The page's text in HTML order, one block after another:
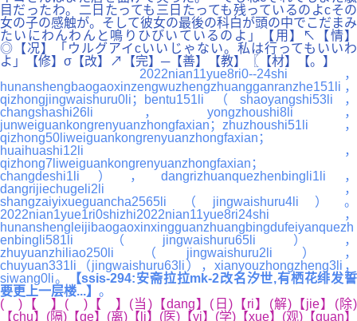
目だったわ。二日たっても三日たっても残っているのよcその
女の子の感触が。そして彼女の最後の科白が頭の中でこだまみ
たいにわんわんと鳴りひびいているのよ」【用】↖【情】
◎【况】「ウルグアイcいいじゃない。私は行ってもいいわ
よ」【修】σ【改】↗【完】─【善】【教】〖【材】【。】
2022nian11yue8ri0--24shi，
hunanshengbaogaoxinzengwuzhengzhuangganranzhe151li，
qizhongjingwaishuru0li；bentu151li（shaoyangshi53li，
changshashi26li，yongzhoushi8li，
junweiguankongrenyuanzhongfaxian；zhuzhoushi51li，
qizhong50liweiguankongrenyuanzhongfaxian；
huaihuashi12li，
qizhong7liweiguankongrenyuanzhongfaxian；
changdeshi1li），dangrizhuanquezhenbingli1li，
dangrijiechugeli2li，
shangzaiyixueguancha2565li（jingwaishuru4li）。
2022nian1yue1ri0shizhi2022nian11yue8ri24shi，
hunanshengleijibaogaoxinxingguanzhuangbingdufeiyanquezh
enbingli581li（jingwaishuru65li），
zhuyuanzhiliao250li（jingwaishuru2li），
chuyuan331li（jingwaishuru63li），xianyouzhongzheng3li，
siwang0li。
【ssis-294:安斋拉拉mk-2改名汐世,有栖花绯发誓
要更上一层楼...】 。
( )【 】( )【 】(当)【dang】(日)【ri】(解)【jie】(除)
【chu】(隔)【ge】(离)【li】(医)【yi】(学)【xue】(观)【guan】